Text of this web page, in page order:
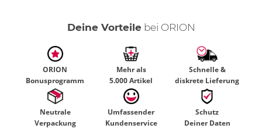
Deine Vorteilebei ORION
ORION
Bonusprogramm
Mehr als
5.000 Artikel
Schnelle &
diskrete Lieferung
Neutrale
Verpackung
Umfassender
Kundenservice
Schutz
Deiner Daten